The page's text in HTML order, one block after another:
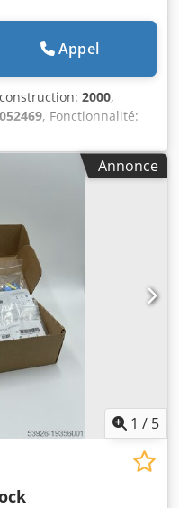
Appel
2000,
, Fonctionnalité:
nominale : 380 V,
x 620 mm Inclinable à
de la hauteur à l’aide
gauche Frein moteur
Protections pour les
Albewa Diamètre de
d’aspiration :
d’utilisation
Annonce
1 / 5